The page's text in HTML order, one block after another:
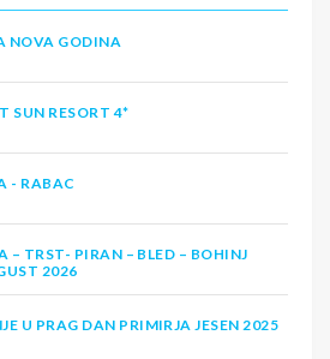
NOVA GODINA
SUN RESORT 4*
- RABAC
– TRST- PIRAN – BLED – BOHINJ
2026
U PRAG DAN PRIMIRJA JESEN 2025